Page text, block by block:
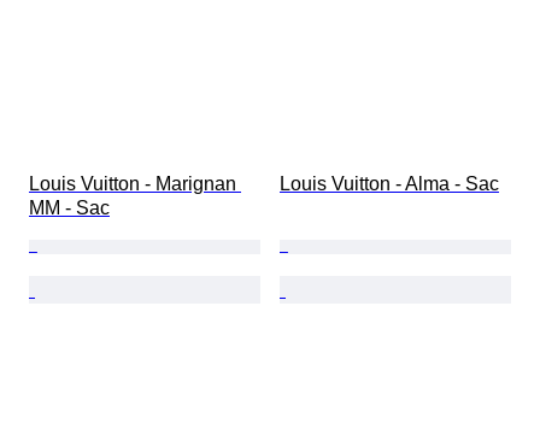
Louis Vuitton - Marignan
MM - Sac
Louis Vuitton - Alma - Sac